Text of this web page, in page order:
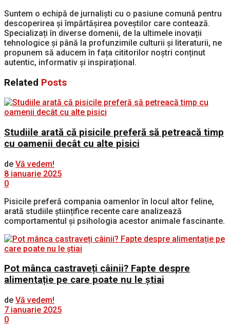
Suntem o echipă de jurnaliști cu o pasiune comună pentru
descoperirea și împărtășirea poveștilor care contează.
Specializați în diverse domenii, de la ultimele inovații
tehnologice și până la profunzimile culturii și literaturii, ne
propunem să aducem în fața cititorilor noștri conținut
autentic, informativ și inspirațional.
Related Posts
Studiile arată că pisicile preferă să petreacă timp
cu oamenii decât cu alte pisici
de Vă vedem!
8 ianuarie 2025
0
Pisicile preferă compania oamenlor în locul altor feline,
arată studiile științifice recente care analizează
comportamentul și psihologia acestor animale fascinante.
Pot mânca castraveți câinii? Fapte despre
alimentație pe care poate nu le știai
de Vă vedem!
7 ianuarie 2025
0